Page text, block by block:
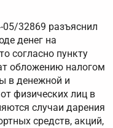
32869 разъяснил
денег на
согласно пункту
обложению налогом
в денежной и
физических лиц в
случаи дарения
средств, акций,